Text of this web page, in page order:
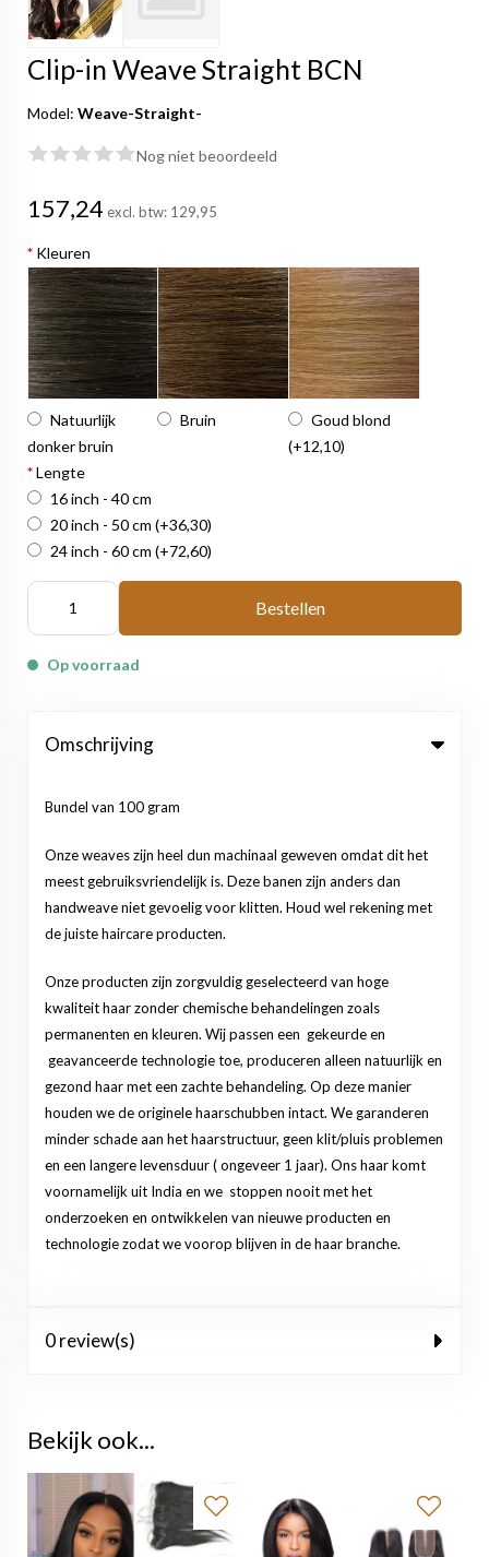
Clip-in Weave Straight BCN
Model: Weave-Straight-
Nog niet beoordeeld
157,24 excl. btw: 129,95
* Kleuren
Natuurlijk
donker bruin
Bruin
Goud blond
(+12,10)
*Lengte
16 inch - 40 cm
20 inch - 50 cm (+36,30)
24 inch - 60 cm (+72,60)
Bestellen
Op voorraad
Omschrijving
Bundel van 100 gram
Onze weaves zijn heel dun machinaal geweven omdat dit het
meest gebruiksvriendelijk is. Deze banen zijn anders dan
handweave niet gevoelig voor klitten. Houd wel rekening met
de juiste haircare producten.
Onze producten zijn zorgvuldig geselecteerd van hoge
kwaliteit haar zonder chemische behandelingen zoals
permanenten en kleuren. Wij passen een gekeurde en
geavanceerde technologie toe, produceren alleen natuurlijk en
gezond haar met een zachte behandeling. Op deze manier
houden we de originele haarschubben intact. We garanderen
minder schade aan het haarstructuur, geen klit/pluis problemen
en een langere levensduur ( ongeveer 1 jaar). Ons haar komt
voornamelijk uit India en we stoppen nooit met het
onderzoeken en ontwikkelen van nieuwe producten en
technologie zodat we voorop blijven in de haar branche.
0 review(s)
Bekijk ook...